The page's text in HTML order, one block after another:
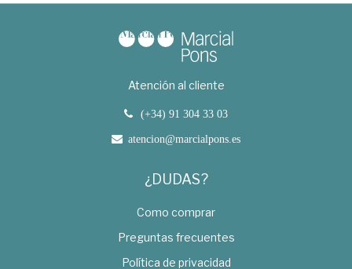
Atención al cliente
(+34) 91 304 33 03
atencion@marcialpons.es
¿DUDAS?
Como comprar
Preguntas frecuentes
Política de privacidad